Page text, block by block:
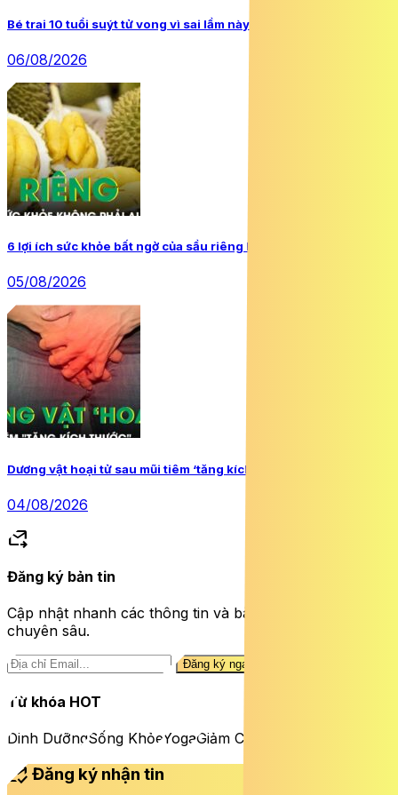
Bé trai 10 tuổi suýt tử vong vì sai lầm này khi uống nước
06/08/2026
6 lợi ích sức khỏe bất ngờ của sầu riêng không phải ai cũng biết
05/08/2026
Dương vật hoại tử sau mũi tiêm ‘tăng kích thước’
04/08/2026
forward_to_inbox
Đăng ký bản tin
Cập nhật nhanh các thông tin và bài viết sức khỏe
chuyên sâu.
Đăng ký ngay
Từ khóa HOT
Dinh DưỡngSống KhỏeYogaGiảm Cân
mark_email_read Đăng ký nhận tin